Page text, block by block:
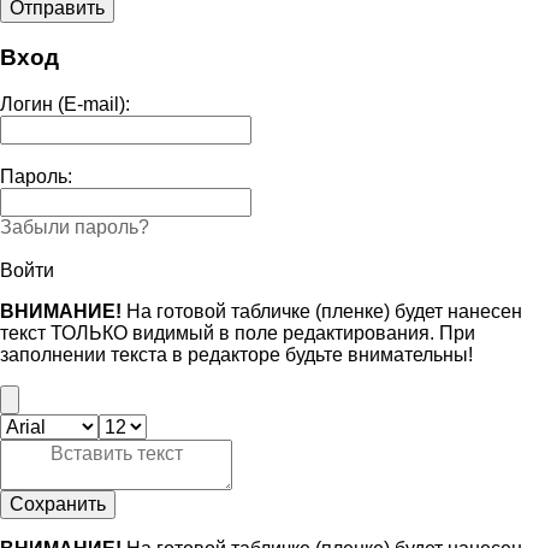
Вход
Логин (E-mail):
Пароль:
Забыли пароль?
Войти
ВНИМАНИЕ! На готовой табличке (пленке) будет нанесен
текст ТОЛЬКО видимый в поле редактирования. При
заполнении текста в редакторе будьте внимательны!
Сохранить